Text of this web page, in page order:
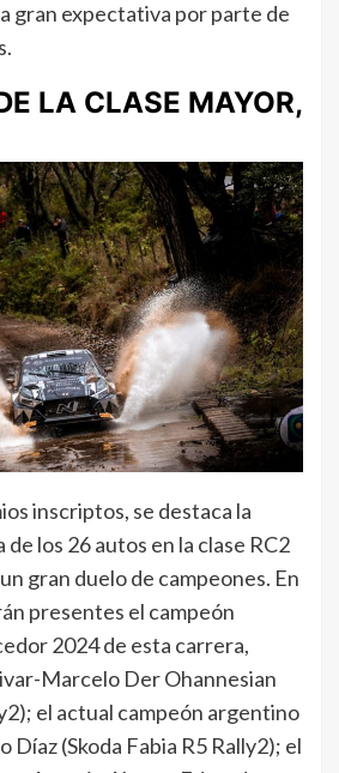
gran expectativa por parte de
LA CLASE MAYOR,
inscriptos, se destaca la
los 26 autos en la clase RC2
gran duelo de campeones. En
presentes el campeón
2024 de esta carrera,
Marcelo Der Ohannesian
el actual campeón argentino
Díaz (Skoda Fabia R5 Rally2); el